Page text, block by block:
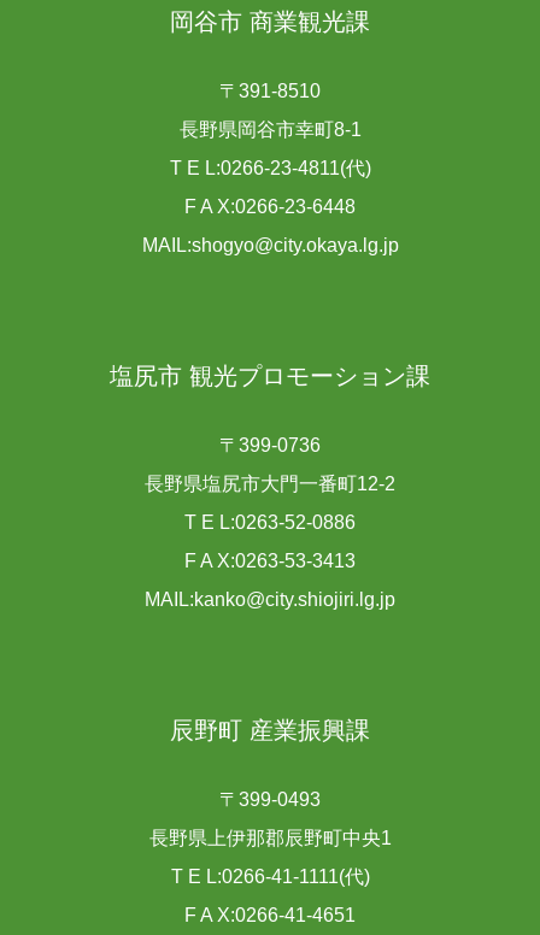
岡谷市 商業観光課
〒391-8510
長野県岡谷市幸町8-1
T E L:0266-23-4811(代)
F A X:0266-23-6448
MAIL:shogyo@city.okaya.lg.jp
塩尻市 観光プロモーション課
〒399-0736
長野県塩尻市大門一番町12-2
T E L:0263-52-0886
F A X:0263-53-3413
MAIL:kanko@city.shiojiri.lg.jp
辰野町 産業振興課
〒399-0493
長野県上伊那郡辰野町中央1
T E L:0266-41-1111(代)
F A X:0266-41-4651